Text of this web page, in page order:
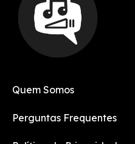
Quem Somos
Perguntas Frequentes